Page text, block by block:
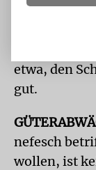
jüdische
»Pikuach
auch wenn
etwa, den
gut.
nefesch
wollen, ist